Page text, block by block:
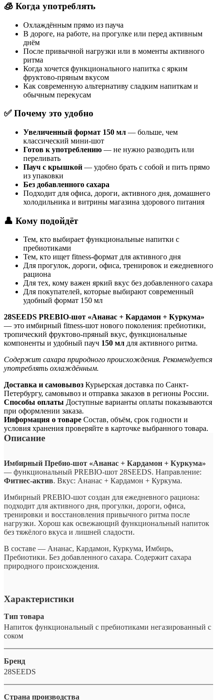
🧊 Когда употреблять
Охлаждённым прямо из пауча
В дороге, на работе, на прогулке или перед активным
днём
После привычной нагрузки или в моменты активного
ритма
Когда хочется функционального напитка с ярким
фруктово-пряным вкусом
Как современную альтернативу сладким напиткам и
обычным перекусам
✅ Почему это удобно
Увеличенный формат 150 мл — больше, чем
классический мини-шот
Готов к употреблению — не нужно разводить или
переливать
Пауч с крышкой — удобно брать с собой и пить прямо
из упаковки
Без добавленного сахара
Подходит для офиса, дороги, активного дня, домашнего
холодильника и витрины магазина здорового питания
👤 Кому подойдёт
Тем, кто выбирает функциональные напитки с
пребиотиками
Тем, кто ищет fitness-формат для активного дня
Для прогулок, дороги, офиса, тренировок и ежедневного
рациона
Для тех, кому важен яркий вкус без добавленного сахара
Для покупателей, которые выбирают современный
удобный формат 150 мл
28SEEDS PREBIO-шот «Ананас + Кардамон + Куркума»
— это имбирный fitness-шот нового поколения: пребиотики,
тропический фруктово-пряный вкус, функциональные
компоненты и удобный пауч 150 мл для активного ритма.
Содержит сахара природного происхождения. Рекомендуется
употреблять охлаждённым.
Доставка и самовывоз Курьерская доставка по Санкт-
Петербургу, самовывоз и отправка заказов в регионы России.
Способы оплаты Доступные варианты оплаты показываются
при оформлении заказа.
Информация о товаре Состав, объём, срок годности и
условия хранения проверяйте в карточке выбранного товара.
Описание
Имбирный Пребио-шот «Ананас + Кардамон + Куркума»
— функциональный PREBIO-шот 28SEEDS. Направление:
Фитнес-актив. Вкус: Ананас + Кардамон + Куркума.
Имбирный PREBIO-шот создан для ежедневного рациона:
подходит для активного дня, прогулки, дороги, офиса,
тренировки и восстановления привычного ритма после
нагрузки. Хорош как освежающий функциональный напиток
без тяжёлого вкуса и лишней сладости.
В составе — Ананас, Кардамон, Куркума, Имбирь,
Пребиотики. Без добавленного сахара. Содержит сахара
природного происхождения.
Характеристики
Тип товара
Напиток функциональный с пребиотиками негазированный с
соком
Бренд
28SEEDS
Страна производства